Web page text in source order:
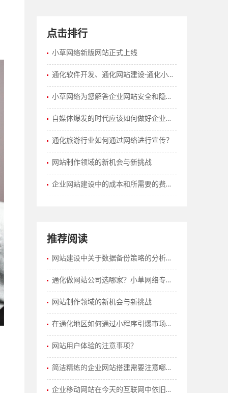
点击排行
小草网络新版网站正式上线
通化软件开发、通化网站建设-通化小草网络
小草网络为您解答企业网站安全和隐私保护策略有哪些？
自媒体爆发的时代应该如何做好企业的网站建设工作？
通化旅游行业如何通过网络进行宣传？
网站制作领域的新机会与新挑战
企业网站建设中的成本和所需要的费用如何计算？
推荐阅读
网站建设中关于数据备份策略的分析概述
通化做网站公司选哪家？小草网络专业建站
网站制作领域的新机会与新挑战
在通化地区如何通过小程序引爆市场，让业务得到现实提升呢？
网站用户体验的注意事项？
简洁精练的企业网站搭建需要注意哪些方面？
企业移动网站在今天的互联网中依旧有着重要的价值